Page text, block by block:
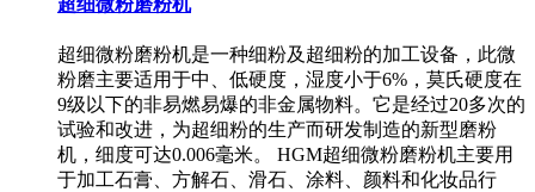
超细微粉磨粉机是一种细粉及超细粉的加工设备，此微
粉磨主要适用于中、低硬度，湿度小于6%，莫氏硬度在
9级以下的非易燃易爆的非金属物料。它是经过20多次的
试验和改进，为超细粉的生产而研发制造的新型磨粉
机，细度可达0.006毫米。 HGM超细微粉磨粉机主要用
于加工石膏、方解石、滑石、涂料、颜料和化妆品行